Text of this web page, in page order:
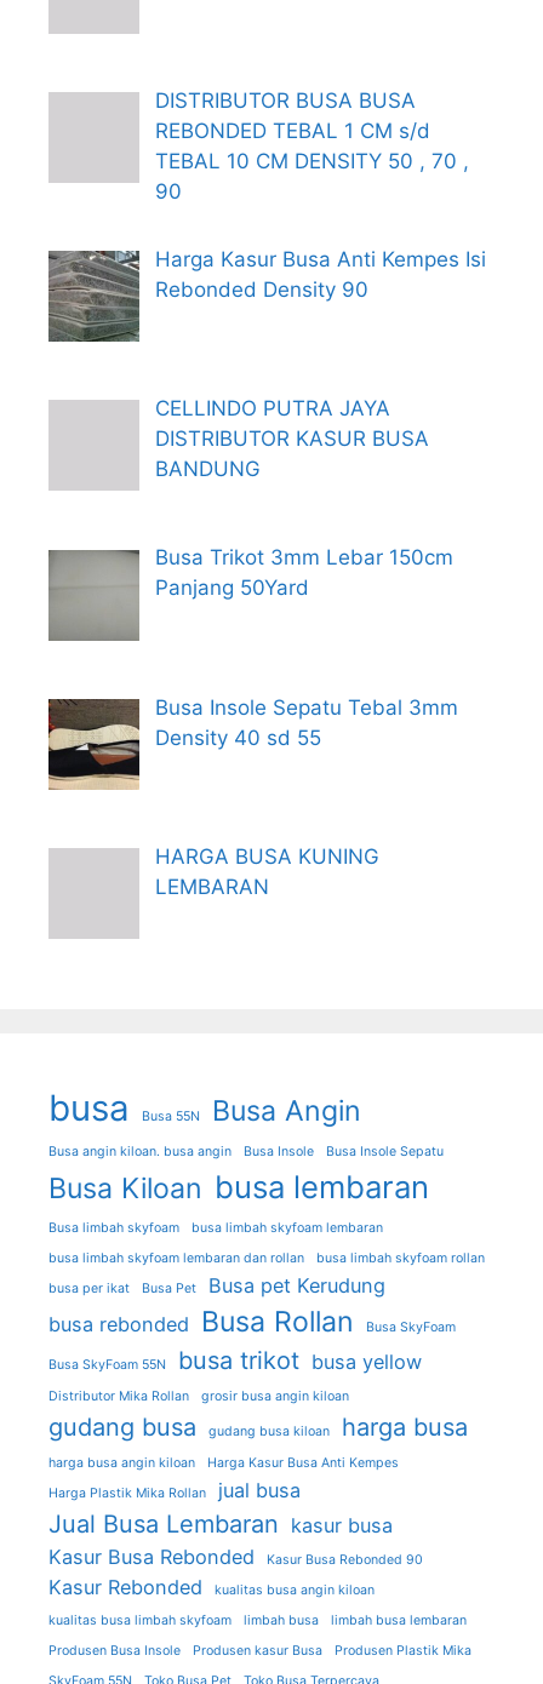
DISTRIBUTOR BUSA BUSA
REBONDED TEBAL 1 CM s/d
TEBAL 10 CM DENSITY 50 , 70 ,
90
Harga Kasur Busa Anti Kempes Isi
Rebonded Density 90
CELLINDO PUTRA JAYA
DISTRIBUTOR KASUR BUSA
BANDUNG
Busa Trikot 3mm Lebar 150cm
Panjang 50Yard
Busa Insole Sepatu Tebal 3mm
Density 40 sd 55
HARGA BUSA KUNING
LEMBARAN
busa Busa 55N Busa Angin
Busa angin kiloan. busa angin Busa Insole Busa Insole Sepatu
Busa Kiloan busa lembaran
Busa limbah skyfoam
busa limbah skyfoam lembaran
busa limbah skyfoam lembaran dan rollan
busa limbah skyfoam rollan
busa per ikat
Busa Pet
Busa pet Kerudung
busa rebonded
Busa Rollan Busa SkyFoam
Busa SkyFoam 55N busa trikot busa yellow
Distributor Mika Rollan grosir busa angin kiloan
gudang busa gudang busa kiloan harga busa
harga busa angin kiloan
Harga Kasur Busa Anti Kempes
Harga Plastik Mika Rollan
jual busa
Jual Busa Lembaran kasur busa
Kasur Busa Rebonded
Kasur Busa Rebonded 90
Kasur Rebonded
kualitas busa angin kiloan
kualitas busa limbah skyfoam
limbah busa
limbah busa lembaran
Produsen Busa Insole
Produsen kasur Busa
Produsen Plastik Mika